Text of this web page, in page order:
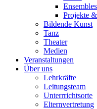
Ensembles
Projekte
Bildende Kunst
Tanz
Theater
Medien
Veranstaltungen
Über uns
Lehrkräfte
Leitungsteam
Unterrrichtsorte
Elternvertretung